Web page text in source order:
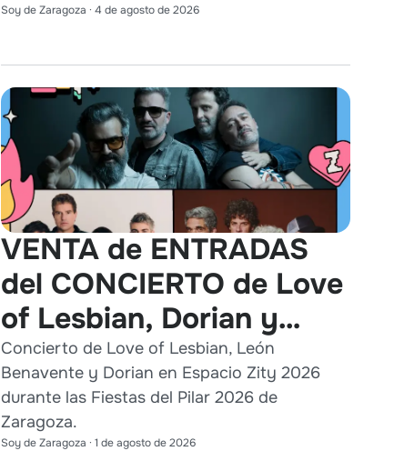
Soy de Zaragoza · 4 de agosto de 2026
VENTA de ENTRADAS
del CONCIERTO de Love
of Lesbian, Dorian y
León Benavente en
Zaragoza 2026
Concierto de Love of Lesbian, León
Benavente y Dorian en Espacio Zity 2026
durante las Fiestas del Pilar 2026 de
Zaragoza.
Soy de Zaragoza · 1 de agosto de 2026